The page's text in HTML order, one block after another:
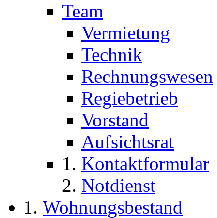
Team
Vermietung
Technik
Rechnungswesen
Regiebetrieb
Vorstand
Aufsichtsrat
Kontaktformular
Notdienst
Wohnungsbestand